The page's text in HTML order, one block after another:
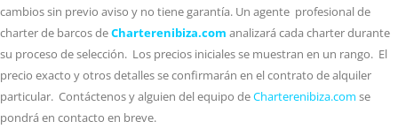
cambios sin previo aviso y no tiene garantía. Un agente profesional de
charter de barcos deCharterenibiza.com analizará cada charter durante
su proceso de selección. Los precios iniciales se muestran en un rango. El
precio exacto y otros detalles se confirmarán en el contrato de alquiler
particular. Contáctenos y alguien del equipo deCharterenibiza.com se
pondrá en contacto en breve.